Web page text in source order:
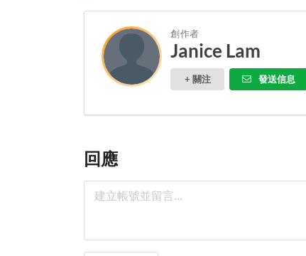
創作者
Janice Lam
+ 關注 發送信息
回應